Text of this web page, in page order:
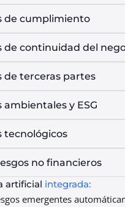
de cumplimiento
de continuidad del
de terceras partes
ambientales y ESG
tecnológicos
no financieros
artificial integrada:
emergentes